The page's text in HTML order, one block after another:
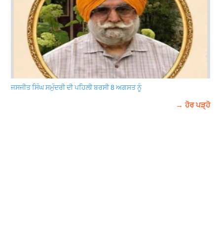
ਜਸਜੀਤ ਸਿੰਘ ਸਮੁੰਦਰੀ ਦੀ ਪਹਿਲੀ ਬਰਸੀ 8 ਅਗਸਤ ਨੂੰ
→ ਹੋਰ ਪੜ੍ਹੋ